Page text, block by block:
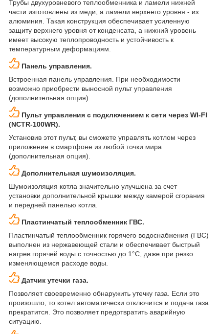
Трубы двухуровневого теплообменника и ламели нижней
части изготовлены из меди, а ламели верхнего уровня - из
алюминия. Такая конструкция обеспечивает усиленную
защиту верхнего уровня от конденсата, а нижний уровень
имеет высокую теплопроводность и устойчивость к
температурным деформациям.
Панель управления.
Встроенная панель управления. При необходимости
возможно приобрести выносной пульт управления
(дополнительная опция).
Пульт управления с подключением к сети через WI-FI
(NCTR-100WR).
Установив этот пульт, вы сможете управлять котлом через
приложение в смартфоне из любой точки мира
(дополнительная опция).
Дополнительная шумоизоляция.
Шумоизоляция котла значительно улучшена за счет
установки дополнительной крышки между камерой сгорания
и передней панелью котла.
Пластинчатый теплообменник ГВС.
Пластинчатый теплообменник горячего водоснабжения (ГВС)
выполнен из нержавеющей стали и обеспечивает быстрый
нагрев горячей воды с точностью до 1°C, даже при резко
изменяющемся расходе воды.
Датчик утечки газа.
Позволяет своевременно обнаружить утечку газа. Если это
произошло, то котел автоматически отключится и подача газа
прекратится. Это позволяет предотвратить аварийную
ситуацию.